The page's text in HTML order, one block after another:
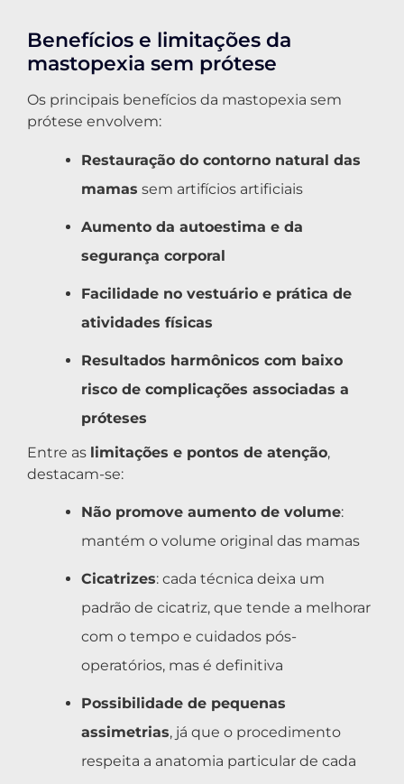
Benefícios e limitações da
mastopexia sem prótese
Os principais benefícios da mastopexia sem
prótese envolvem:
Restauração do contorno natural das
mamas sem artifícios artificiais
Aumento da autoestima e da
segurança corporal
Facilidade no vestuário e prática de
atividades físicas
Resultados harmônicos com baixo
risco de complicações associadas a
próteses
Entre as limitações e pontos de atenção,
destacam-se:
Não promove aumento de volume:
mantém o volume original das mamas
Cicatrizes: cada técnica deixa um
padrão de cicatriz, que tende a melhorar
com o tempo e cuidados pós-
operatórios, mas é definitiva
Possibilidade de pequenas
assimetrias, já que o procedimento
respeita a anatomia particular de cada